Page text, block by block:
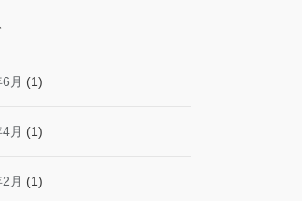
月 (1)
月 (1)
月 (1)